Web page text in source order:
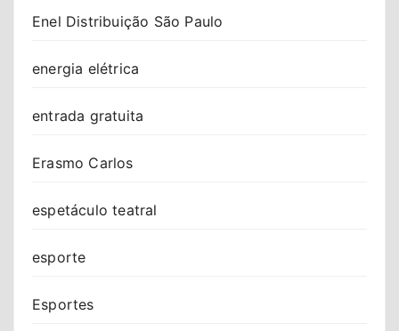
Enel Distribuição São Paulo
energia elétrica
entrada gratuita
Erasmo Carlos
espetáculo teatral
esporte
Esportes